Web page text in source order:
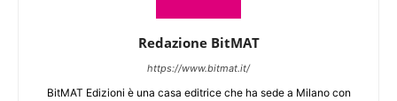
Redazione BitMAT
https://www.bitmat.it/
BitMAT Edizioni è una casa editrice che ha sede a Milano con